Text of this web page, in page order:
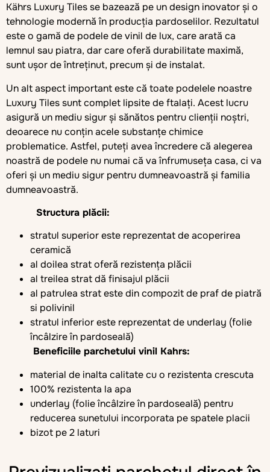
Kährs Luxury Tiles se bazează pe un design inovator și o
tehnologie modernă în producția pardoselilor. Rezultatul
este o gamă de podele de vinil de lux, care arată ca
lemnul sau piatra, dar care oferă durabilitate maximă,
sunt ușor de întreținut, precum și de instalat.
Un alt aspect important este că toate podelele noastre
Luxury Tiles sunt complet lipsite de ftalați. Acest lucru
asigură un mediu sigur și sănătos pentru clienții noștri,
deoarece nu conțin acele substanțe chimice
problematice. Astfel, puteți avea încredere că alegerea
noastră de podele nu numai că va înfrumuseța casa, ci va
oferi și un mediu sigur pentru dumneavoastră și familia
dumneavoastră.
Structura plăcii:
stratul superior este reprezentat de acoperirea
ceramică
al doilea strat oferă rezistența plăcii
al treilea strat dă finisajul plăcii
al patrulea strat este din compozit de praf de piatră
si polivinil
stratul inferior este reprezentat de underlay (folie
încâlzire în pardoseală)
Beneficiile parchetului vinil Kahrs:
material de inalta calitate cu o rezistenta crescuta
100% rezistenta la apa
underlay (folie încâlzire în pardoseală) pentru
reducerea sunetului incorporata pe spatele placii
bizot pe 2 laturi